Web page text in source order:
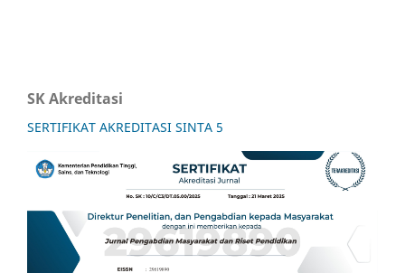
SK Akreditasi
SERTIFIKAT AKREDITASI SINTA 5